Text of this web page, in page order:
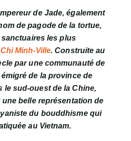
de Jade, également
de pagode de la tortue,
sanctuaires les plus
Minh-Ville. Construite au
par une communauté de
de la province de
le sud-ouest de la Chine,
belle représentation de
du bouddhisme qui
au Vietnam.